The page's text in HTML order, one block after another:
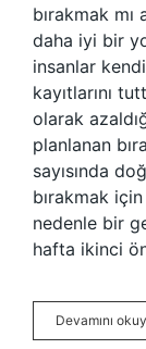
bırakmak mı
daha iyi bir
insanlar
kayıtlarını
olarak
planlanan
sayısında
bırakmak
nedenle bir
hafta ikinci
Devamını